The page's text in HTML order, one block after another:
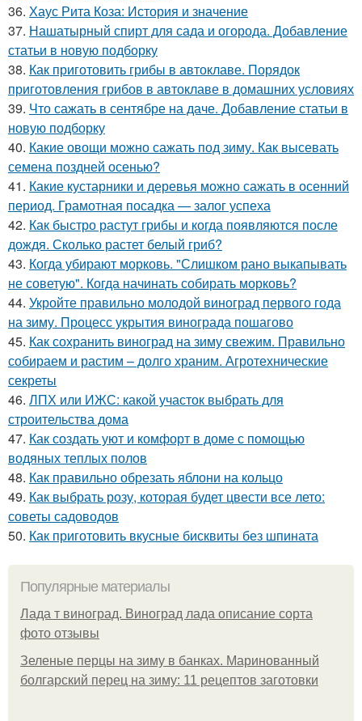
36. Хаус Рита Коза: История и значение
37. Нашатырный спирт для сада и огорода. Добавление
статьи в новую подборку
38. Как приготовить грибы в автоклаве. Порядок
приготовления грибов в автоклаве в домашних условиях
39. Что сажать в сентябре на даче. Добавление статьи в
новую подборку
40. Какие овощи можно сажать под зиму. Как высевать
семена поздней осенью?
41. Какие кустарники и деревья можно сажать в осенний
период. Грамотная посадка — залог успеха
42. Как быстро растут грибы и когда появляются после
дождя. Сколько растет белый гриб?
43. Когда убирают морковь. "Слишком рано выкапывать
не советую". Когда начинать собирать морковь?
44. Укройте правильно молодой виноград первого года
на зиму. Процесс укрытия винограда пошагово
45. Как сохранить виноград на зиму свежим. Правильно
собираем и растим – долго храним. Агротехнические
секреты
46. ЛПХ или ИЖС: какой участок выбрать для
строительства дома
47. Как создать уют и комфорт в доме с помощью
водяных теплых полов
48. Как правильно обрезать яблони на кольцо
49. Как выбрать розу, которая будет цвести все лето:
советы садоводов
50. Как приготовить вкусные бисквиты без шпината
Популярные материалы
Лада т виноград. Виноград лада описание сорта
фото отзывы
Зеленые перцы на зиму в банках. Маринованный
болгарский перец на зиму: 11 рецептов заготовки